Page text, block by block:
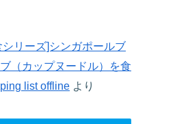
リーズ]シンガポールブ
（カップヌードル）を食
list offline より